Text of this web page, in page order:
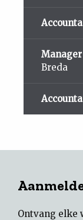
Breda
Ontvang elke